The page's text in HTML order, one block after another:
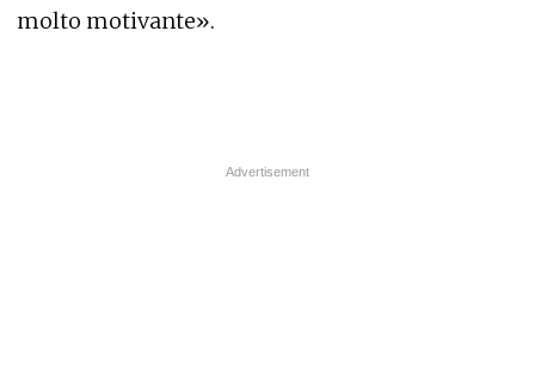
molto motivante».